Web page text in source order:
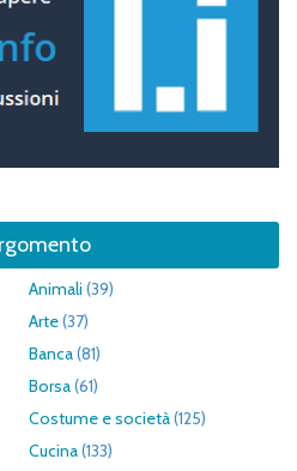
Animali (39)
Arte(37)
Banca(81)
Borsa(61)
Costume e società(125)
Cucina(133)